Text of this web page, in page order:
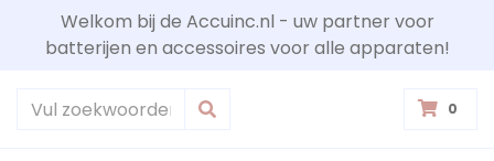
Welkom bij de Accuinc.nl - uw partner voor
batterijen en accessoires voor alle apparaten!
0